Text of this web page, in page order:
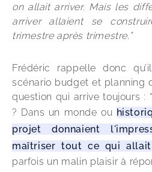
on allait arriver. Mais les
arriver allaient se
trimestre après trimestre.”
Frédéric rappelle donc
scénario budget et planning
question qui arrive toujours :
? Dans un monde ou
projet donnaient
maîtriser tout ce qui allait
parfois un malin plaisir à